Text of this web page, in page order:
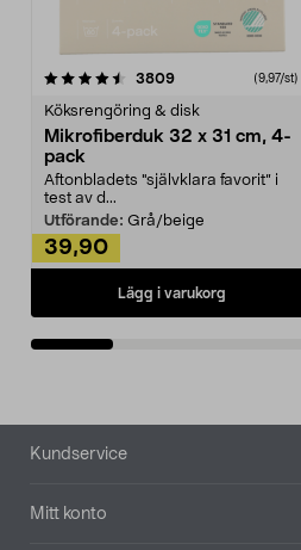
3809recensioner (9,97/st)
Köksrengöring & disk
Mikrofiberduk 32 x 31 cm, 4-
pack
Aftonbladets "självklara favorit” i
test av d...
Utförande: Grå/beige
39,90
Lägg i varukorg
4.0av 5 stjärnor
Sidfot
Kundservice
Mitt konto